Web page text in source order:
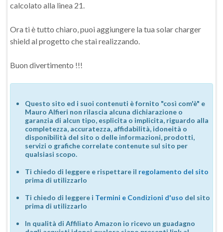
calcolato alla linea 21.
Ora ti è tutto chiaro, puoi aggiungere la tua solar charger
shield al progetto che stai realizzando.
Buon divertimento !!!
Questo sito ed i suoi contenuti è fornito "così com'è" e
Mauro Alfieri non rilascia alcuna dichiarazione o
garanzia di alcun tipo, esplicita o implicita, riguardo alla
completezza, accuratezza, affidabilità, idoneità o
disponibilità del sito o delle informazioni, prodotti,
servizi o grafiche correlate contenute sul sito per
qualsiasi scopo.
Ti chiedo di leggere e rispettare il regolamento del sito
prima di utilizzarlo
Ti chiedo di leggere i Termini e Condizioni d'uso del sito
prima di utilizzarlo
In qualità di Affiliato Amazon io ricevo un guadagno